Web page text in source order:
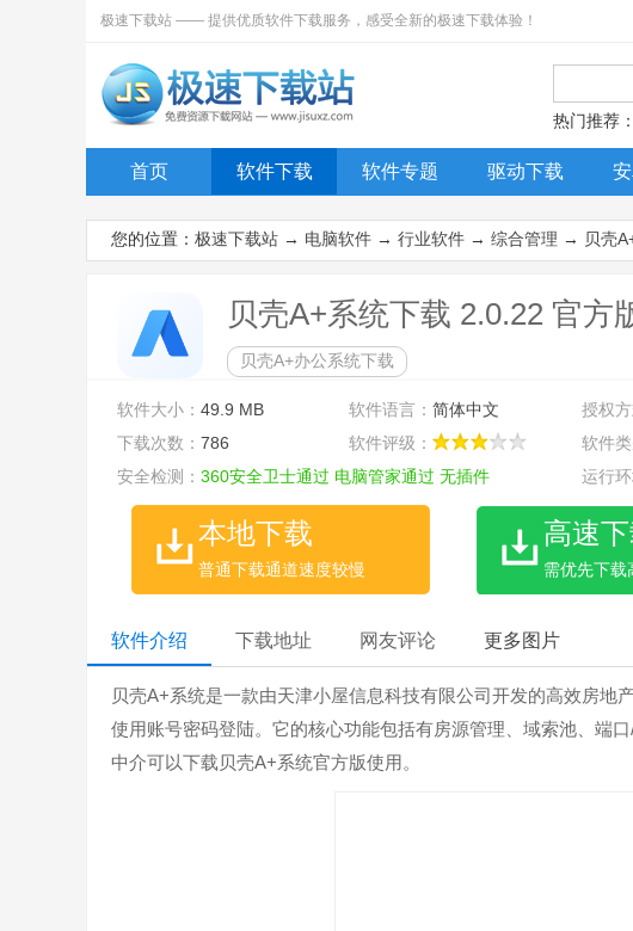
极速下载站 —— 提供优质软件下载服务，感受全新的极速下载体验！
热门推荐：
首页 软件下载 软件专题 驱动下载
您的位置： 极速下载站 → 电脑软件 → 行业软件 → 综合管理 → 贝壳
贝壳A+系统下载 2.0.22 官方
贝壳A+办公系统下载
软件大小： 49.9 MB 软件语言：简体中文 授权方
下载次数： 786 软件评级： 软件类
安全检测： 360安全卫士通过 电脑管家通过 无插件 运行环
本地下载
普通下载通道速度较慢
高速
需优先下载
软件介绍 下载地址 网友评论 更多图片
贝壳A+系统是一款由天津小屋信息科技有限公司开发的高效房地
使用账号密码登陆。它的核心功能包括有房源管理、域索池、端
中介可以下载贝壳A+系统官方版使用。